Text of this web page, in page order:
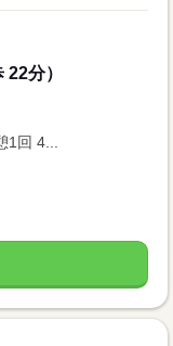
分）
回 4...